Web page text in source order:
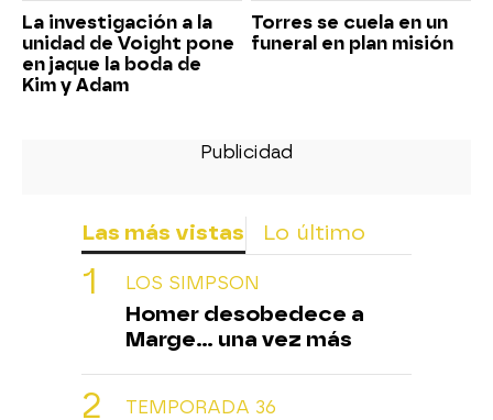
La investigación a la
unidad de Voight pone
en jaque la boda de
Kim y Adam
Torres se cuela en un
funeral en plan misión
Las más vistas Lo último
LOS SIMPSON
Homer desobedece a
Marge... una vez más
TEMPORADA 36